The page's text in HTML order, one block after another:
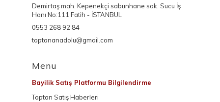
Demirtaş mah. Kepenekçi sabunhane sok. Sucu İş
Hanı No:111 Fatih - İSTANBUL
0553 268 92 84
toptananadolu@gmail.com
Menu
Bayilik Satış Platformu Bilgilendirme
Toptan Satış Haberleri